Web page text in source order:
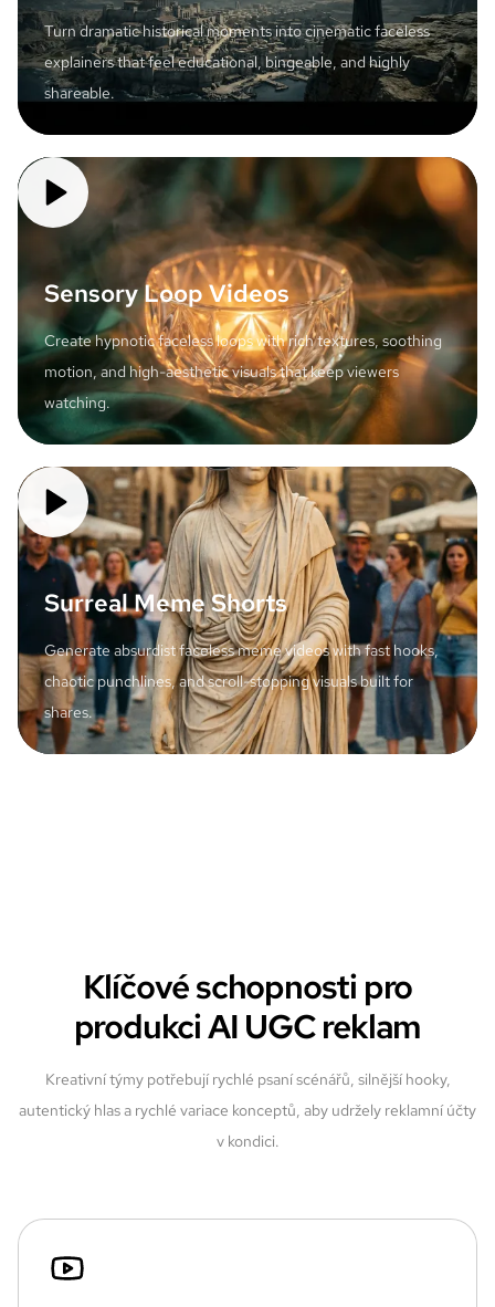
Turn dramatic historical moments into cinematic faceless
explainers that feel educational, bingeable, and highly
shareable.
Sensory Loop Videos
Create hypnotic faceless loops with rich textures, soothing
motion, and high-aesthetic visuals that keep viewers
watching.
Surreal Meme Shorts
Generate absurdist faceless meme videos with fast hooks,
chaotic punchlines, and scroll-stopping visuals built for
shares.
Klíčové schopnosti pro
produkci AI UGC reklam
Kreativní týmy potřebují rychlé psaní scénářů, silnější hooky,
autentický hlas a rychlé variace konceptů, aby udržely reklamní účty
v kondici.